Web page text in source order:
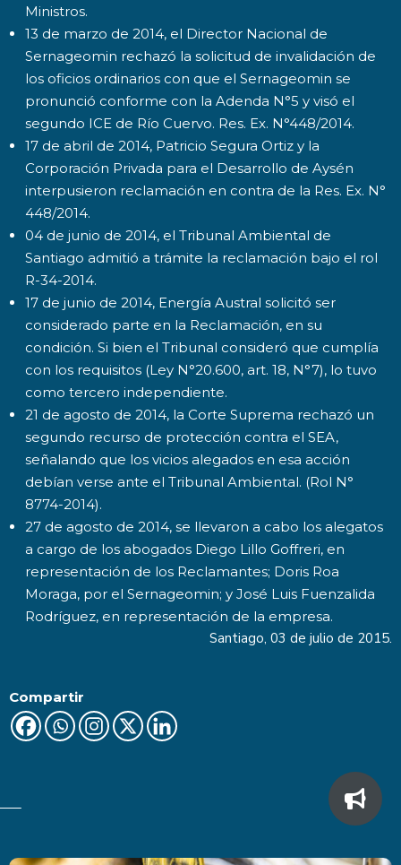
Ministros.
13 de marzo de 2014, el Director Nacional de
Sernageomin rechazó la solicitud de invalidación de
los oficios ordinarios con que el Sernageomin se
pronunció conforme con la Adenda N°5 y visó el
segundo ICE de Río Cuervo. Res. Ex. N°448/2014.
17 de abril de 2014, Patricio Segura Ortiz y la
Corporación Privada para el Desarrollo de Aysén
interpusieron reclamación en contra de la Res. Ex. N°
448/2014.
04 de junio de 2014, el Tribunal Ambiental de
Santiago admitió a trámite la reclamación bajo el rol
R-34-2014.
17 de junio de 2014, Energía Austral solicitó ser
considerado parte en la Reclamación, en su
condición. Si bien el Tribunal consideró que cumplía
con los requisitos (Ley N°20.600, art. 18, N°7), lo tuvo
como tercero independiente.
21 de agosto de 2014, la Corte Suprema rechazó un
segundo recurso de protección contra el SEA,
señalando que los vicios alegados en esa acción
debían verse ante el Tribunal Ambiental. (Rol N°
8774-2014).
27 de agosto de 2014, se llevaron a cabo los alegatos
a cargo de los abogados Diego Lillo Goffreri, en
representación de los Reclamantes; Doris Roa
Moraga, por el Sernageomin; y José Luis Fuenzalida
Rodríguez, en representación de la empresa.
Santiago, 03 de julio de 2015.
Compartir